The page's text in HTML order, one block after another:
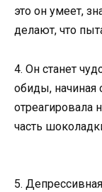
это он умеет,
делают, что
4. Он станет
обиды, начиная
отреагировала
часть
5.